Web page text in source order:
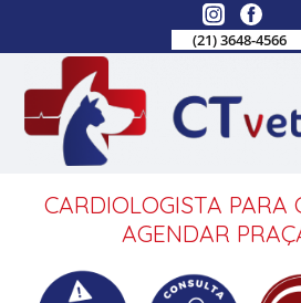
(21) 3648-4566
CARDIOLOGISTA PARA
AGENDAR